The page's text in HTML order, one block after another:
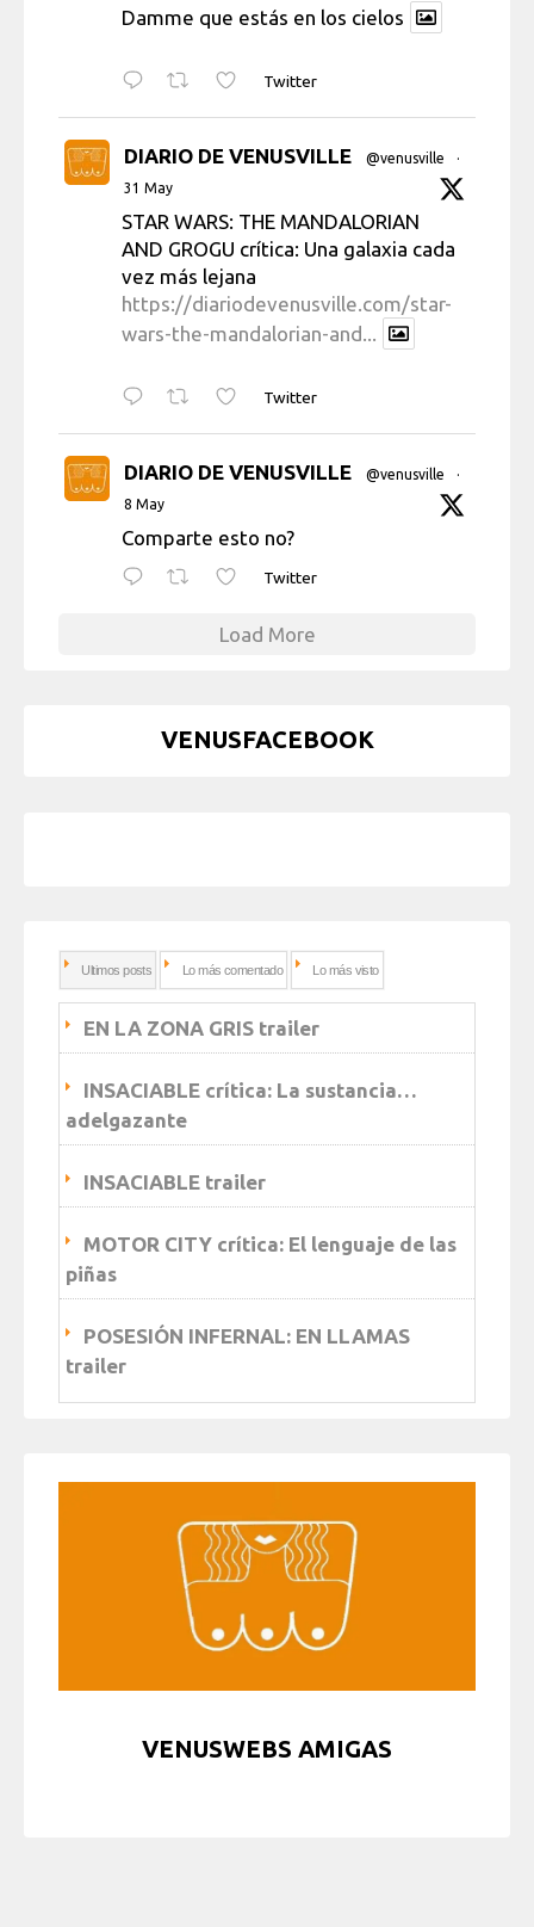
Damme que estás en los cielos
Twitter
DIARIO DE VENUSVILLE @venusville
·
31 May
STAR WARS: THE MANDALORIAN
AND GROGU crítica: Una galaxia cada
vez más lejana
https://diariodevenusville.com/star-
wars-the-mandalorian-and...
Twitter
DIARIO DE VENUSVILLE @venusville
·
8 May
Comparte esto no?
Twitter
Load More
VENUSFACEBOOK
Ultimos posts Lo más comentado Lo más visto
EN LA ZONA GRIS trailer
INSACIABLE crítica: La sustancia…
adelgazante
INSACIABLE trailer
MOTOR CITY crítica: El lenguaje de las
piñas
POSESIÓN INFERNAL: EN LLAMAS
trailer
VENUSWEBS AMIGAS